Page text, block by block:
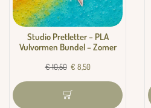
Studio Pretletter – PLA
Vulvormen Bundel – Zomer
€10,50 € 8,50